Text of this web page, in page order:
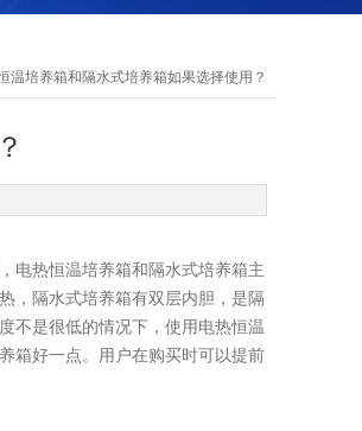
温培养箱和隔水式培养箱如果选择使用？
电热恒温培养箱和隔水式培养箱主
，隔水式培养箱有双层内胆，是隔
不是很低的情况下，使用电热恒温
箱好一点。用户在购买时可以提前